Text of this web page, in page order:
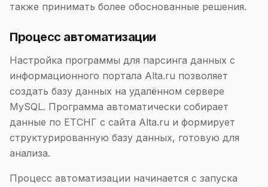
также принимать более обоснованные решения.
Процесс автоматизации
Настройка программы для парсинга данных с
информационного портала Alta.ru позволяет
создать базу данных на удалённом сервере
MySQL. Программа автоматически собирает
данные по ЕТСНГ с сайта Alta.ru и формирует
структурированную базу данных, готовую для
анализа.
Процесс автоматизации начинается с запуска